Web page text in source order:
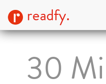
readfy.
30